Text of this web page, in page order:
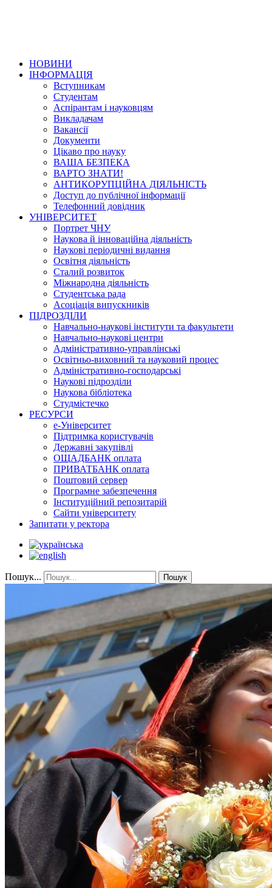
НОВИНИ
ІНФОРМАЦІЯ
Вступникам
Студентам
Аспірантам і науковцям
Викладачам
Вакансії
Документи
Цікаво про науку
ВАША БЕЗПЕКА
ВАРТО ЗНАТИ!
АНТИКОРУПЦІЙНА ДІЯЛЬНІСТЬ
Доступ до публічної інформації
Телефонний довідник
УНІВЕРСИТЕТ
Портрет ЧНУ
Наукова й інноваційна діяльність
Наукові періодичні видання
Освітня діяльність
Сталий розвиток
Міжнародна діяльність
Студентська рада
Асоціація випускників
ПІДРОЗДІЛИ
Навчально-наукові інститути та факультети
Навчально-наукові центри
Адміністративно-управлінські
Освітньо-виховний та науковий процес
Адміністративно-господарські
Наукові підрозділи
Наукова бібліотека
Студмістечко
РЕСУРСИ
е-Університет
Підтримка користувачів
Державні закупівлі
ОЩАДБАНК оплата
ПРИВАТБАНК оплата
Поштовий сервер
Програмне забезпечення
Інституційний репозитарій
Сайти університету
Запитати у ректора
Пошук... Пошук